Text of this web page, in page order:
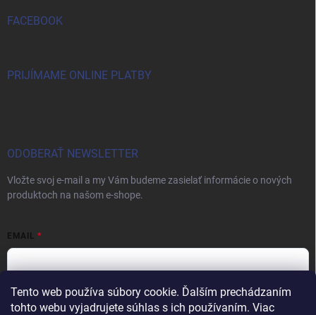
Tento web používa súbory cookie. Ďalším prechádzaním
tohto webu vyjadrujete súhlas s ich používaním. Viac
FACEBOOK
PRIJÍMAME ONLINE PLATBY
ODOBERAŤ NEWSLETTER
Vložte svoj e-mail a my Vám budeme zasielať informácie o nových
produktoch na našom e-shope.
EMAIL
Vložením e-mailu súhlasíte spodmienkami ochrany osobných údajov